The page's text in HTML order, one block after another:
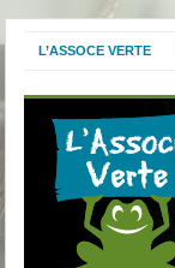
L’ASSOCE VERTE